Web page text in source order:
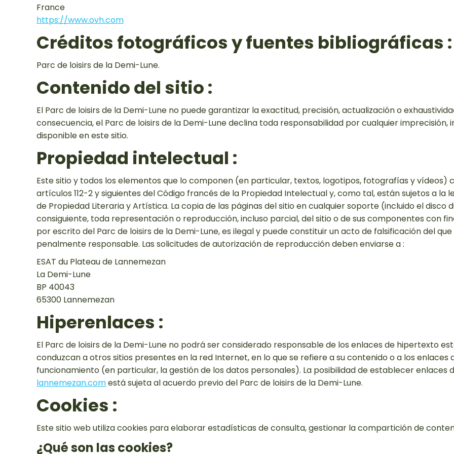
France
https://www.ovh.com
Créditos fotográficos y fuentes bibliográficas :
Parc de loisirs de la Demi-Lune.
Contenido del sitio :
El Parc de loisirs de la Demi-Lune no puede garantizar la exactitud, precisión, actualización o
consecuencia, el Parc de loisirs de la Demi-Lune declina toda responsabilidad por cualquier
disponible en este sitio.
Propiedad intelectual :
Este sitio y todos los elementos que lo componen (en particular, textos, logotipos, fotografías y vídeos)
artículos 112-2 y siguientes del Código francés de la Propiedad Intelectual y, como tal, están sujetos a
de Propiedad Literaria y Artística. La copia de las páginas del sitio en cualquier soporte (incluido el disco
consiguiente, toda representación o reproducción, incluso parcial, del sitio o de sus componentes con
por escrito del Parc de loisirs de la Demi-Lune, es ilegal y puede constituir un acto de falsificación del
penalmente responsable. Las solicitudes de autorización de reproducción deben enviarse a :
ESAT du Plateau de Lannemezan
La Demi-Lune
BP 40043
65300 Lannemezan
Hiperenlaces :
El Parc de loisirs de la Demi-Lune no podrá ser considerado responsable de los enlaces de hipertexto
conduzcan a otros sitios presentes en la red Internet, en lo que se refiere a su contenido o a los
funcionamiento (en particular, la gestión de los datos personales). La posibilidad de establecer
lannemezan.comestá sujeta al acuerdo previo del Parc de loisirs de la Demi-Lune.
Cookies :
Este sitio web utiliza cookies para elaborar estadísticas de consulta, gestionar la compartición de
¿Qué son las cookies?